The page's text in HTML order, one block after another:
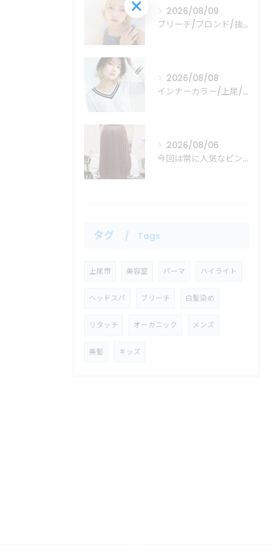
2026/08/09
ブリーチ/ブロンド/抜きっぱなし/上尾/上尾市/美容室
2026/08/08
インナーカラー/上尾/上尾市/美容室/Mare
2026/08/06
今回は常に人気なピンクカラーの紹介！
タグ Tags
上尾市 美容室 パーマ ハイライト
ヘッドスパ ブリーチ 白髪染め
リタッチ オーガニック メンズ
美髪 キッズ
お問い合わせはこちら